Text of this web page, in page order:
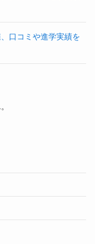
口コミや進学実績を